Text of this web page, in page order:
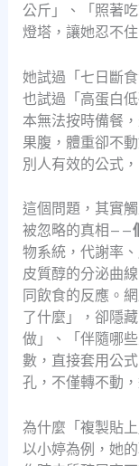
公斤」、「照著
燈塔，讓她忍不
她試過「七日斷
也試過「高蛋白
本無法按時備餐
果腹，體重卻不
別人有效的公式
這個問題，其實
被忽略的真相——
物系統，代謝率
皮質醇的分泌曲
同飲食的反應。
了什麼」，卻隱
做」、「伴隨哪
數，直接套用公
孔，不僅轉不動
為什麼「複製貼
以小婷為例，她